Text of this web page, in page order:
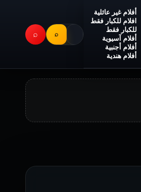
أفلام غير عائلية
افلام للكبار فقط
للكبار فقط
أفلام آسيوية
أفلام أجنبية
أفلام هندية
⌕
⌕